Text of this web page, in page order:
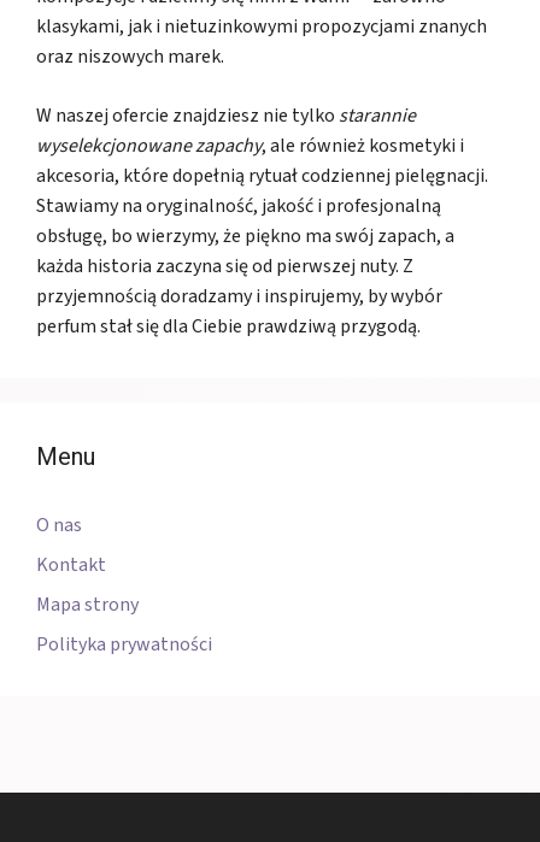
klasykami, jak i nietuzinkowymi propozycjami znanych
oraz niszowych marek.
W naszej ofercie znajdziesz nie tylko starannie
wyselekcjonowane zapachy, ale również kosmetyki i
akcesoria, które dopełnią rytuał codziennej pielęgnacji.
Stawiamy na oryginalność, jakość i profesjonalną
obsługę, bo wierzymy, że piękno ma swój zapach, a
każda historia zaczyna się od pierwszej nuty. Z
przyjemnością doradzamy i inspirujemy, by wybór
perfum stał się dla Ciebie prawdziwą przygodą.
Menu
O nas
Kontakt
Mapa strony
Polityka prywatności